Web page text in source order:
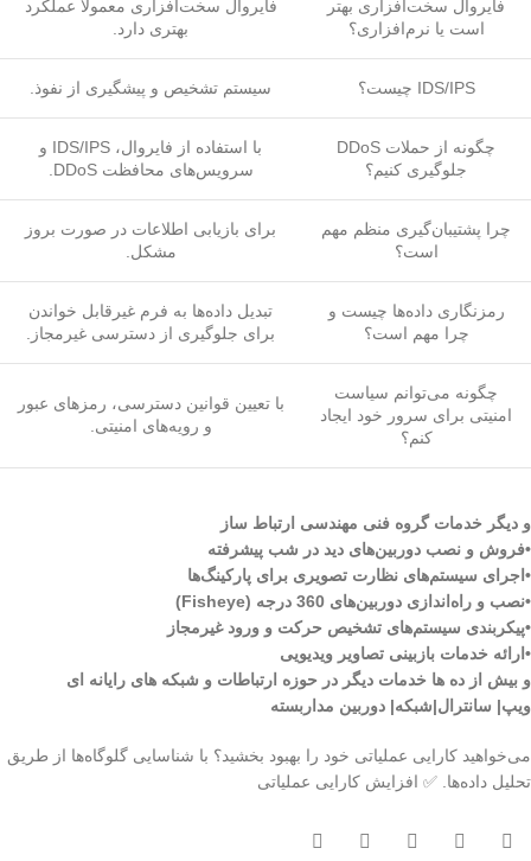
فایروال سخت‌افزاری بهتر
است یا نرم‌افزاری؟
فایروال سخت‌افزاری معمولاً عملکرد
بهتری دارد.
IDS/IPS چیست؟ سیستم تشخیص و پیشگیری از نفوذ.
چگونه از حملات DDoS
جلوگیری کنیم؟
با استفاده از فایروال، IDS/IPS و
سرویس‌های محافظت DDoS.
چرا پشتیبان‌گیری منظم مهم
است؟
برای بازیابی اطلاعات در صورت بروز
مشکل.
رمزنگاری داده‌ها چیست و
چرا مهم است؟
تبدیل داده‌ها به فرم غیرقابل خواندن
برای جلوگیری از دسترسی غیرمجاز.
چگونه می‌توانم سیاست
امنیتی برای سرور خود ایجاد
کنم؟
با تعیین قوانین دسترسی، رمزهای عبور
و رویه‌های امنیتی.
و دیگر خدمات گروه فنی مهندسی ارتباط ساز
•فروش و نصب دوربین‌های دید در شب پیشرفته
•اجرای سیستم‌های نظارت تصویری برای پارکینگ‌ها
•نصب و راه‌اندازی دوربین‌های 360 درجه (Fisheye)
•پیکربندی سیستم‌های تشخیص حرکت و ورود غیرمجاز
•ارائه خدمات بازبینی تصاویر ویدیویی
و بیش از ده ها خدمات دیگر در حوزه ارتباطات و شبکه های رایانه ای
ویپ| سانترال|شبکه| دوربین مداربسته
می‌خواهید کارایی عملیاتی خود را بهبود بخشید؟ با شناسایی گلوگاه‌ها از طریق
تحلیل داده‌ها. ✅ افزایش کارایی عملیاتی